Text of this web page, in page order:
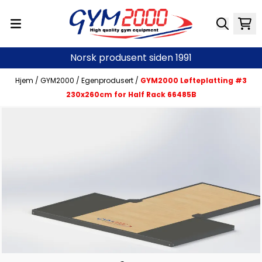
Norsk produsent siden 1991
Hjem / GYM2000 / Egenprodusert / GYM2000 Løfteplatting #3
230x260cm for Half Rack 66485B